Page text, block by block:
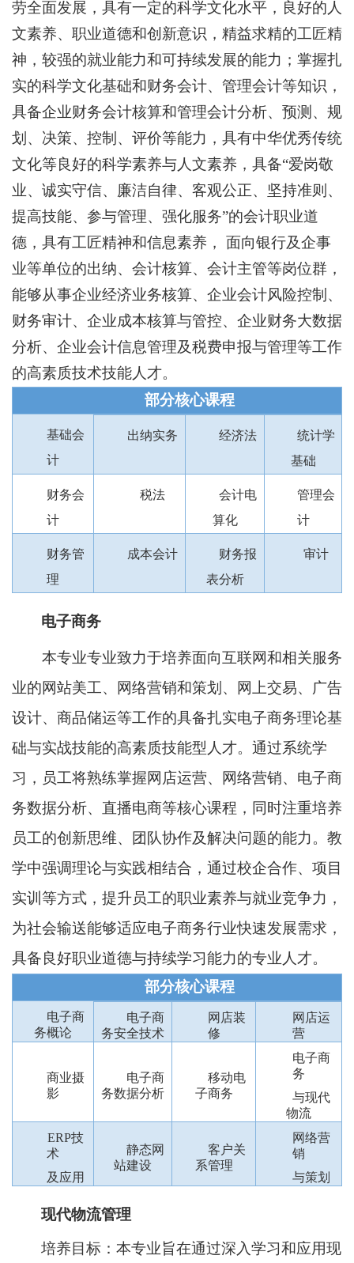
劳全面发展，具有一定的科学文化水平，良好的人
文素养、职业道德和创新意识，精益求精的工匠精
神，较强的就业能力和可持续发展的能力；掌握扎
实的科学文化基础和财务会计、管理会计等知识，
具备企业财务会计核算和管理会计分析、预测、规
划、决策、控制、评价等能力，具有中华优秀传统
文化等良好的科学素养与人文素养，具备“爱岗敬
业、诚实守信、廉洁自律、客观公正、坚持准则、
提高技能、参与管理、强化服务”的会计职业道
德，具有工匠精神和信息素养， 面向银行及企事
业等单位的出纳、会计核算、会计主管等岗位群，
能够从事企业经济业务核算、企业会计风险控制、
财务审计、企业成本核算与管控、企业财务大数据
分析、企业会计信息管理及税费申报与管理等工作
的高素质技术技能人才。
部分核心课程
基础会
计
出纳实务 经济法
统计学
基础
财务会
计
税法
会计电
算化
管理会
计
财务管
理
成本会计
财务报
表分析
审计
电子商务
本专业专业致力于培养面向互联网和相关服务
业的网站美工、网络营销和策划、网上交易、广告
设计、商品储运等工作的具备扎实电子商务理论基
础与实战技能的高素质技能型人才。通过系统学
习，员工将熟练掌握网店运营、网络营销、电子商
务数据分析、直播电商等核心课程，同时注重培养
员工的创新思维、团队协作及解决问题的能力。教
学中强调理论与实践相结合，通过校企合作、项目
实训等方式，提升员工的职业素养与就业竞争力，
为社会输送能够适应电子商务行业快速发展需求，
具备良好职业道德与持续学习能力的专业人才。
部分核心课程
电子商
务概论
电子商
务安全技术
网店装
修
网店运
营
商业摄
影
电子商
务数据分析
移动电
子商务
电子商
务
与现代
物流
ERP技
术
及应用
静态网
站建设
客户关
系管理
网络营
销
与策划
现代物流管理
培养目标：本专业旨在通过深入学习和应用现